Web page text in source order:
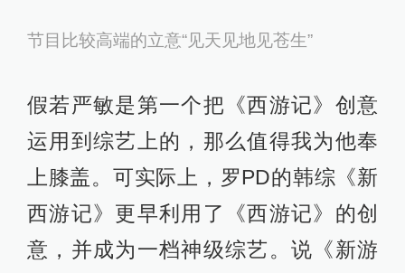
节目比较高端的立意“见天见地见苍生”
假若严敏是第一个把《西游记》创意
运用到综艺上的，那么值得我为他奉
上膝盖。可实际上，罗PD的韩综《新
西游记》更早利用了《西游记》的创
意，并成为一档神级综艺。说《新游